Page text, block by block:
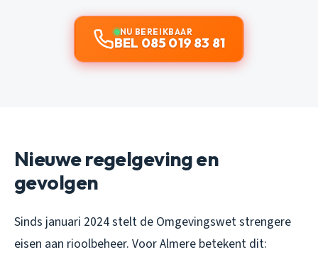
NU BEREIKBAAR
BEL 085 019 83 81
Nieuwe regelgeving en
gevolgen
Sinds januari 2024 stelt de Omgevingswet strengere
eisen aan rioolbeheer. Voor Almere betekent dit: